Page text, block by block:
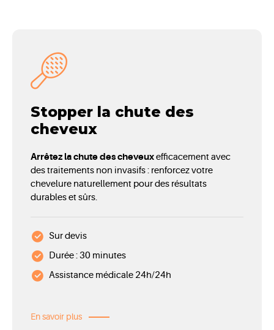
Stopper la chute des
cheveux
Arrêtez la chute des cheveuxefficacement avec
des traitements non invasifs : renforcez votre
chevelure naturellement pour des résultats
durables et sûrs.
Sur devis
Durée : 30 minutes
Assistance médicale 24h/24h
En savoir plus